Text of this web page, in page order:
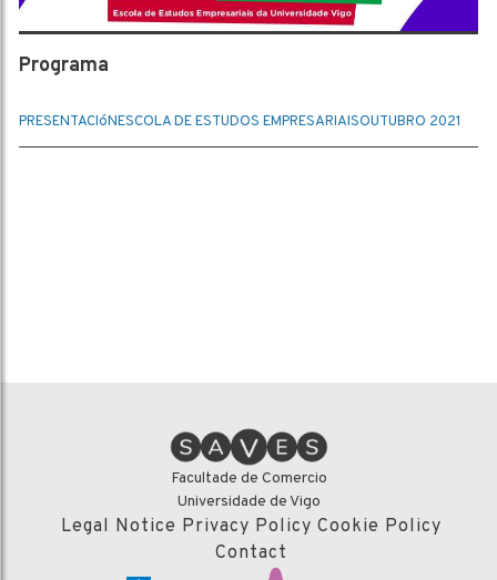
Programa
PRESENTACIóNESCOLA DE ESTUDOS EMPRESARIAISOUTUBRO 2021
Facultade de Comercio
Universidade de Vigo
Legal Notice Privacy Policy Cookie Policy
Contact